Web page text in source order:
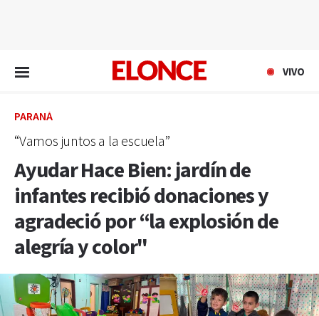
VIVO
PARANÁ
“Vamos juntos a la escuela”
Ayudar Hace Bien: jardín de
infantes recibió donaciones y
agradeció por “la explosión de
alegría y color"